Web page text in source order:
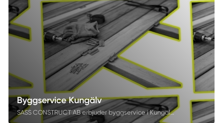
Byggservice Kungälv
SASS CONSTRUCT AB erbjuder byggservice i Kungälv för dig som söker hjälp med snickeriarbeten, renoveringar eller andra byggprojekt. Vi vänder oss till privatpersoner, företag och BRF:er som vill anlita en trygg byggfirma med fokus på kvalitet och noggrant utförande. Oavsett om det gäller nybyggnation eller ombyggnad är vi en erfaren partner genom hela processen.